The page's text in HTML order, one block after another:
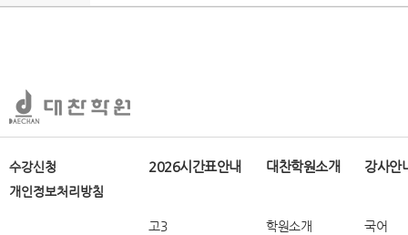
수강신청
개인정보처리방침
2026시간표안내
고3
대찬학원소개
학원소개
강사안
국어